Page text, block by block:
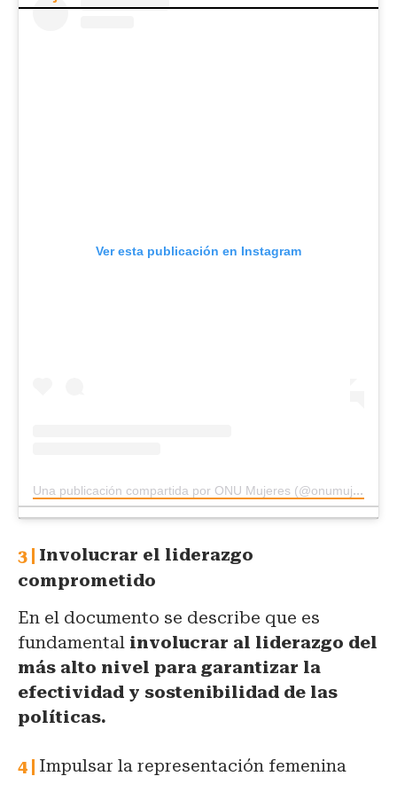
Ver esta publicación en Instagram
Una publicación compartida por ONU Mujeres (@onumujeres)
Involucrar el liderazgo
comprometido
En el documento se describe que es
fundamental involucrar al liderazgo del
más alto nivel para garantizar la
efectividad y sostenibilidad de las
políticas.
Impulsar la representación femenina